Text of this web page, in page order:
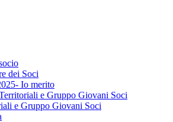
dei Soci
Io merito
e Gruppo Giovani Soci
e Gruppo Giovani Soci